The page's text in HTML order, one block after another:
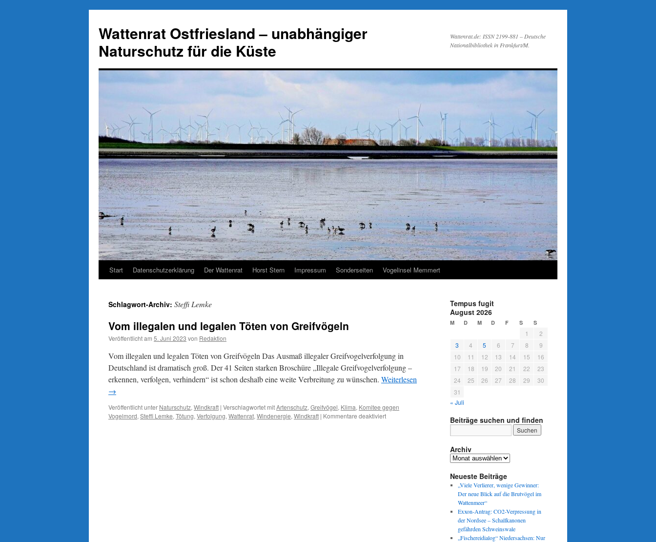
springen
Wattenrat Ostfriesland – unabhängiger
Naturschutz für die Küste
Wattenrat.de: ISSN 2199-881 – Deutsche
Nationalbibliothek in Frankfurt/M.
Start Datenschutzerklärung Der Wattenrat Horst Stern Impressum Sonderseiten Vogelinsel Memmert
Schlagwort-Archiv: Steffi Lemke
Vom illegalen und legalen Töten von Greifvögeln
Veröffentlicht am 5. Juni 2023 von Redaktion
Vom illegalen und legalen Töten von Greifvögeln Das Ausmaß illegaler Greifvogelverfolgung in
Deutschland ist dramatisch groß. Der 41 Seiten starken Broschüre „Illegale Greifvogelverfolgung –
erkennen, verfolgen, verhindern“ ist schon deshalb eine weite Verbreitung zu wünschen. Weiterlesen
→
Veröffentlicht unter Naturschutz, Windkraft | Verschlagwortet mitArtenschutz, Greifvögel, Klima, Komitee gegen
Vogelmord, Steffi Lemke, Tötung, Verfolgung, Wattenrat, Windenergie, Windkraft | Kommentare deaktiviertfür
Tempus fugit
August 2026
M D M D F S S
1
2
3
4 5 6 7 8
9
10
11 12 13 14 15
16
17
18 19 20 21 22
23
24
25 26 27 28 29
30
31
« Juli
Beiträge suchen und finden
Archiv
Archiv
Neueste Beiträge
„Viele Verlierer, wenige Gewinner:
Der neue Blick auf die Brutvögel im
Wattenmeer“
Exxon-Antrag: CO2-Verpressung in
der Nordsee – Schallkanonen
gefährden Schweinswale
„Fischereidialog“ Niedersachsen: Nur